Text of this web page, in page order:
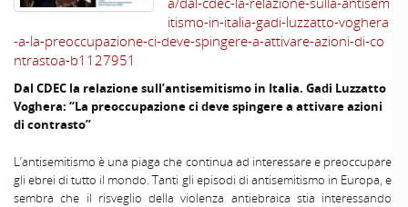
itismo-in-italia-gadi-luzzatto-voghera
-a-la-preoccupazione-ci-deve-spingere-a-attivare-azioni-di-co
ntrastoa-b1127951
Dal CDEC la relazione sull’antisemitismo in Italia. Gadi Luzzatto
Voghera: “La preoccupazione ci deve spingere a attivare azioni
di contrasto”
L’antisemitismo è una piaga che continua ad interessare e preoccupare
gli ebrei di tutto il mondo. Tanti gli episodi di antisemitismo in Europa, e
sembra che il risveglio della violenza antiebraica stia interessando